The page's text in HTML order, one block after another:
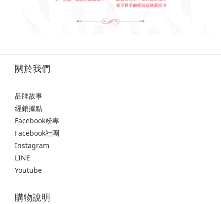
關於我們
品牌故事
經銷據點
Facebook粉專
Facebook社團
Instagram
LINE
Youtube
購物說明